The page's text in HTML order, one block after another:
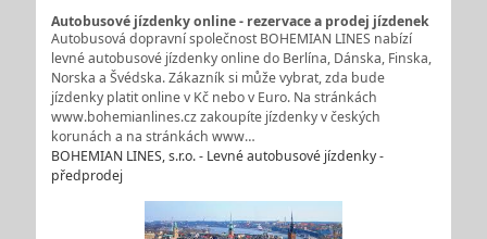
Autobusové jízdenky online - rezervace a prodej jízdenek
Autobusová dopravní společnost BOHEMIAN LINES nabízí
levné autobusové jízdenky online do Berlína, Dánska, Finska,
Norska a Švédska. Zákazník si může vybrat, zda bude
jízdenky platit online v Kč nebo v Euro. Na stránkách
www.bohemianlines.cz zakoupíte jízdenky v českých
korunách a na stránkách www…
BOHEMIAN LINES, s.r.o. - Levné autobusové jízdenky -
předprodej